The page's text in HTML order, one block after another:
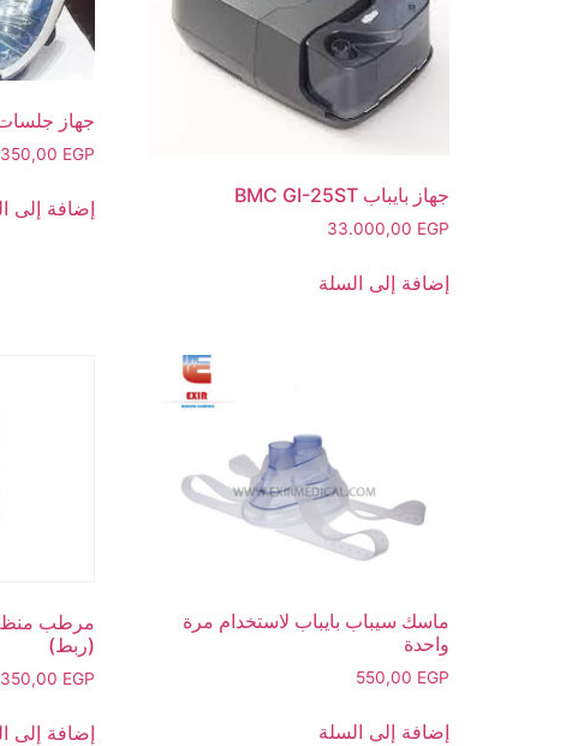
جهاز بايباب BMC GI-25ST
33.000,00 EGP
إضافة إلى السلة
جهاز جلسات
EGP
إضافة إلى
ماسك سيباب بايباب لاستخدام مرة
واحدة
550,00 EGP
إضافة إلى السلة
مرطب منظم
(ربط)
350,00 EGP
إضافة إلى